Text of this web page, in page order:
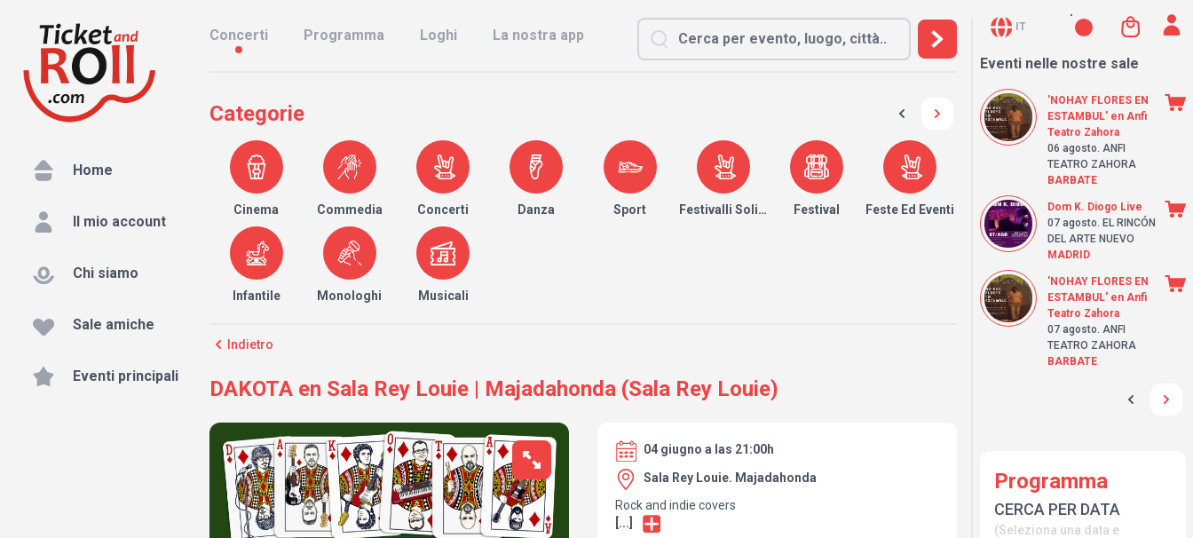
Home
Il mio account
Chi siamo
Sale amiche
Eventi principali
Concerti Programma Loghi La nostra app
Categorie
Cinema Commedia Concerti Danza Sport Festivalli Solidari Festival Feste Ed Eventi
Infantile Monologhi Musicali
Indietro
DAKOTA en Sala Rey Louie | Majadahonda (Sala Rey Louie)
04 giugno a las 21:00h
Sala Rey Louie. Majadahonda
Rock and indie covers
[...]
IT
Eventi nelle nostre sale
'NOHAY FLORES EN
ESTAMBUL' en Anfi
Teatro Zahora
06 agosto. ANFI
TEATRO ZAHORA
BARBATE
Dom K. Diogo Live
07 agosto. EL RINCÓN
DEL ARTE NUEVO
MADRID
'NOHAY FLORES EN
ESTAMBUL' en Anfi
Teatro Zahora
07 agosto. ANFI
TEATRO ZAHORA
BARBATE
Programma
CERCA PER DATA
(Seleziona una data e